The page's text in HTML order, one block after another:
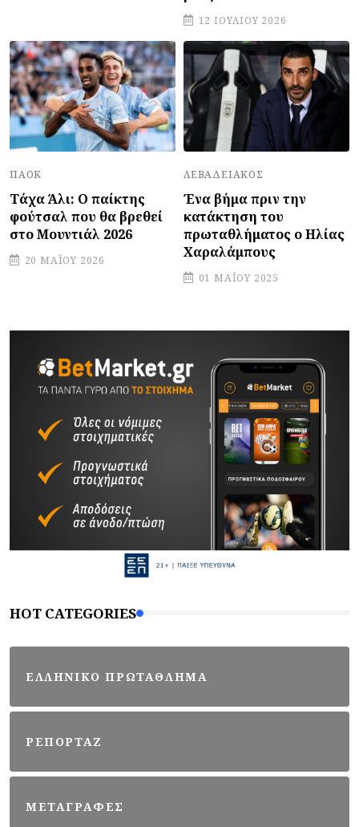
12 ΙΟΥΛΊΟΥ 2026
ΠΑΟΚ
Τάχα Άλι: Ο παίκτης
φούτσαλ που θα βρεθεί
στο Μουντιάλ 2026
20 ΜΑΪ́ΟΥ 2026
ΛΕΒΑΔΕΙΑΚΌΣ
Ένα βήμα πριν την
κατάκτηση του
πρωταθλήματος ο Ηλίας
Χαραλάμπους
01 ΜΑΪ́ΟΥ 2025
HOT CATEGORIES
ΕΛΛΗΝΙΚΟ ΠΡΩΤΑΘΛΗΜΑ
ΡΕΠΟΡΤΑΖ
ΜΕΤΑΓΡΑΦΕΣ